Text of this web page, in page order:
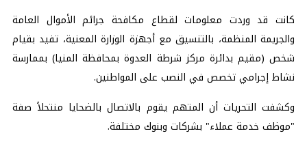
كانت قد وردت معلومات لقطاع مكافحة جرائم الأموال العامة
والجريمة المنظمة، بالتنسيق مع أجهزة الوزارة المعنية، تفيد بقيام
شخص (مقيم بدائرة مركز شرطة العدوة بمحافظة المنيا) بممارسة
نشاط إجرامي تخصص في النصب على المواطنين.
وكشفت التحريات أن المتهم يقوم بالاتصال بالضحايا منتحلاً صفة
"موظف خدمة عملاء" بشركات وبنوك مختلفة.